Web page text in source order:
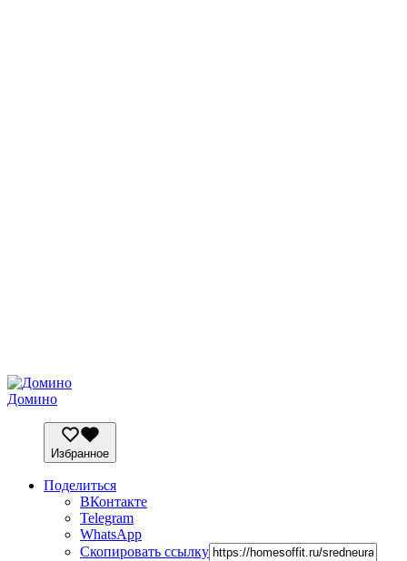
Домино
Избранное
Поделиться
ВКонтакте
Telegram
WhatsApp
Скопировать ссылку